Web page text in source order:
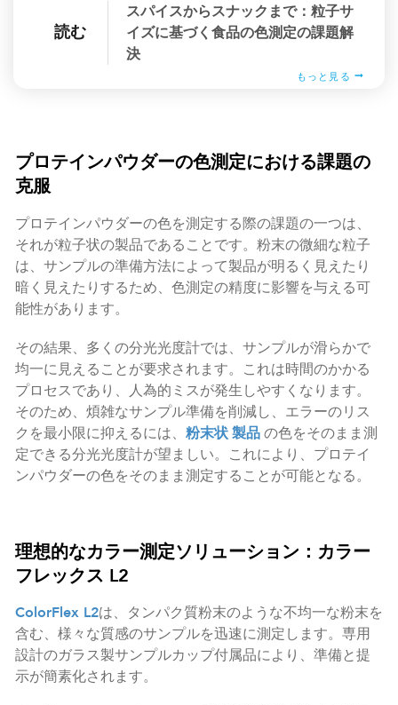
読む
スパイスからスナックまで：粒子サ
イズに基づく食品の色測定の課題解
決
もっと見る
プロテインパウダーの色測定における課題の
克服
プロテインパウダーの色を測定する際の課題の一つは、
それが粒子状の製品であることです。粉末の微細な粒子
は、サンプルの準備方法によって製品が明るく見えたり
暗く見えたりするため、色測定の精度に影響を与える可
能性があります。
その結果、多くの分光光度計では、サンプルが滑らかで
均一に見えることが要求されます。これは時間のかかる
プロセスであり、人為的ミスが発生しやすくなります。
そのため、煩雑なサンプル準備を削減し、エラーのリス
クを最小限に抑えるには、 粉末状製品の色をそのまま測
定できる分光光度計が望ましい。これにより、プロテイ
ンパウダーの色をそのまま測定することが可能となる。
理想的なカラー測定ソリューション：カラー
フレックス L2
ColorFlex L2は、タンパク質粉末のような不均一な粉末を
含む、様々な質感のサンプルを迅速に測定します。専用
設計のガラス製サンプルカップ付属品により、準備と提
示が簡素化されます。